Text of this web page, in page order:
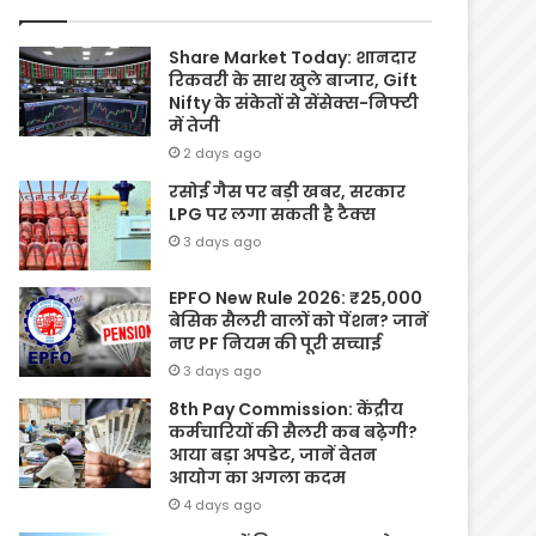
Share Market Today: शानदार
रिकवरी के साथ खुले बाजार, Gift
Nifty के संकेतों से सेंसेक्स-निफ्टी
में तेजी
2 days ago
रसोई गैस पर बड़ी खबर, सरकार
LPG पर लगा सकती है टैक्स
3 days ago
EPFO New Rule 2026: ₹25,000
बेसिक सैलरी वालों को पेंशन? जानें
नए PF नियम की पूरी सच्चाई
3 days ago
8th Pay Commission: केंद्रीय
कर्मचारियों की सैलरी कब बढ़ेगी?
आया बड़ा अपडेट, जानें वेतन
आयोग का अगला कदम
4 days ago